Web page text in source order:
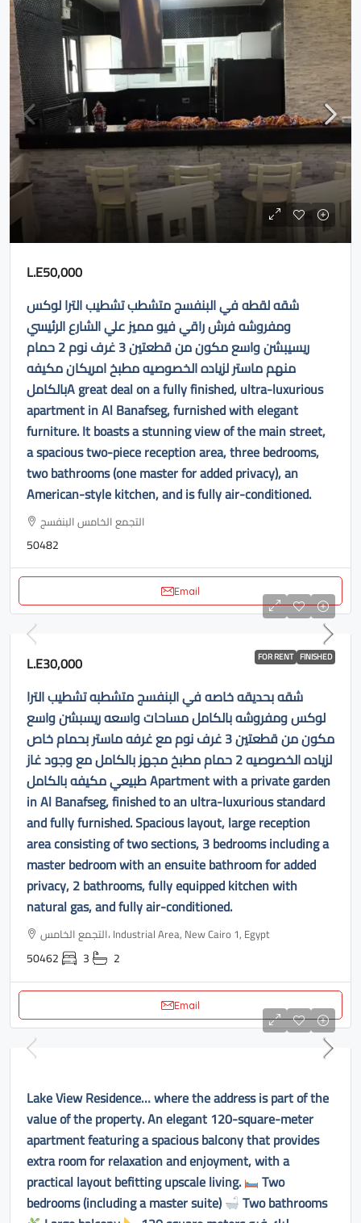
L.E50,000
شقه لقطه في البنفسج متشطب تشطيب الترا لوكس
ومفروشه فرش راقي فيو مميز علي الشارع الرئيسي
ريسيبشن واسع مكون من قطعتين 3 غرف نوم 2 حمام
منهم ماستر لزياده الخصوصيه مطبخ امريكان مكيفه
بالكاملA great deal on a fully finished, ultra-luxurious
apartment in Al Banafseg, furnished with elegant
furniture. It boasts a stunning view of the main street,
a spacious two-piece reception area, three bedrooms,
two bathrooms (one master for added privacy), an
American-style kitchen, and is fully air-conditioned.
التجمع الخامس البنفسج
50482
Email
FOR RENT FINISHED
L.E30,000
شقه بحديقه خاصه في البنفسج متشطبه تشطيب الترا
لوكس ومفروشه بالكامل مساحات واسعه ريسبشن واسع
مكون من قطعتين 3 غرف نوم مع غرفه ماستر بحمام خاص
لزياده الخصوصيه 2 حمام مطبخ مجهز بالكامل مع وجود غاز
طبيعي مكيفه بالكامل Apartment with a private garden
in Al Banafseg, finished to an ultra-luxurious standard
and fully furnished. Spacious layout, large reception
area consisting of two sections, 3 bedrooms including a
master bedroom with an ensuite bathroom for added
privacy, 2 bathrooms, fully equipped kitchen with
natural gas, and fully air-conditioned.
التجمع الخامس، Industrial Area, New Cairo 1, Egypt
50462 3 2
Email
Lake View Residence… where the address is part of the
value of the property. An elegant 120-square-meter
apartment featuring a spacious balcony that provides
extra room for relaxation and enjoyment, with a
practical layout befitting upscale living.
Two
bedrooms (including a master suite)
Two bathrooms